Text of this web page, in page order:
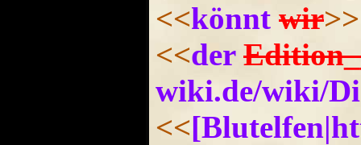
<<könnt wir>>
<<der
wiki.de/wiki/
<<